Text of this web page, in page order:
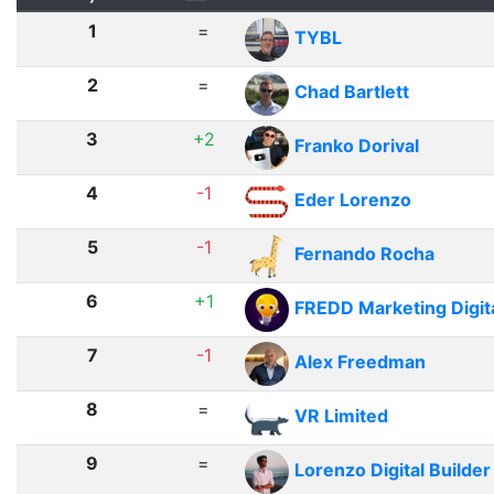
1
= TYBL
2 = Chad Bartlett
3 +2 Franko Dorival
4 -1 Eder Lorenzo
5 -1 Fernando Rocha
6 +1 FREDD Marketing
7 -1 Alex Freedman
8 = VR Limited
9 = Lorenzo Digital Builder